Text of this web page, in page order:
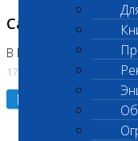
Санитарный
В Бутово
17.07.2026
Подробнее